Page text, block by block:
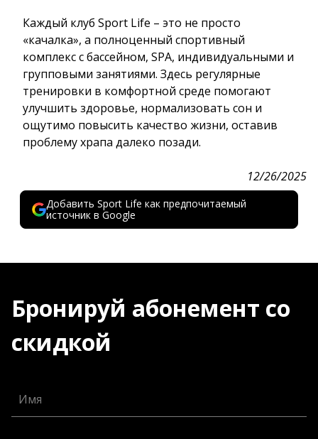
Каждый клуб Sport Life – это не просто
«качалка», а полноценный спортивный
комплекс с бассейном, SPA, индивидуальными и
групповыми занятиями. Здесь регулярные
тренировки в комфортной среде помогают
улучшить здоровье, нормализовать сон и
ощутимо повысить качество жизни, оставив
проблему храпа далеко позади.
12/26/2025
Добавить Sport Life как предпочитаемый
источник в Google
Бронируй абонемент со
скидкой
Имя